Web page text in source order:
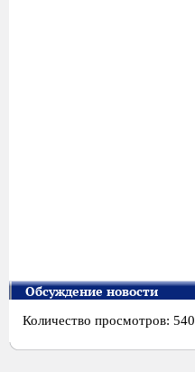
Обсуждение новости
Количество просмотров: 540